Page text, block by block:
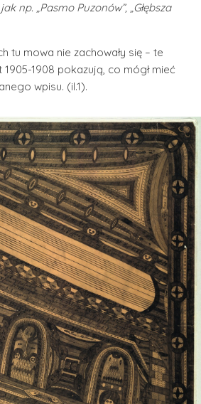
np. „Pasmo Puzonów”, „Głębsza
tu mowa nie zachowały się – te
1908 pokazują, co mógł mieć
wpisu. (il.1).